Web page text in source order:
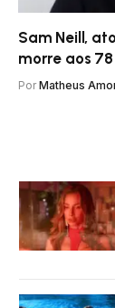
Sam Neill,
morre aos
Por Matheus